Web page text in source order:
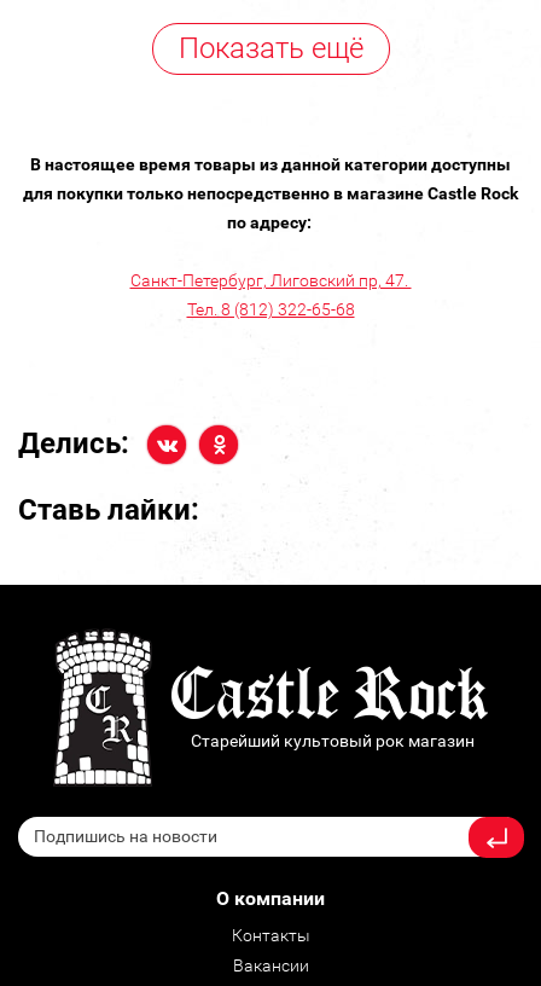
Показать ещё
В настоящее время товары из данной категории доступны
для покупки только непосредственно в магазине Castle Rock
по адресу:
Санкт-Петербург, Лиговский пр, 47.
Тел. 8 (812) 322-65-68
Делись:
Ставь лайки:
Старейший культовый рок магазин
О компании
Контакты
Вакансии